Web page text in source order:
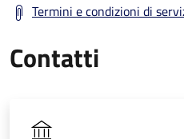
Termini e condizioni di
Contatti